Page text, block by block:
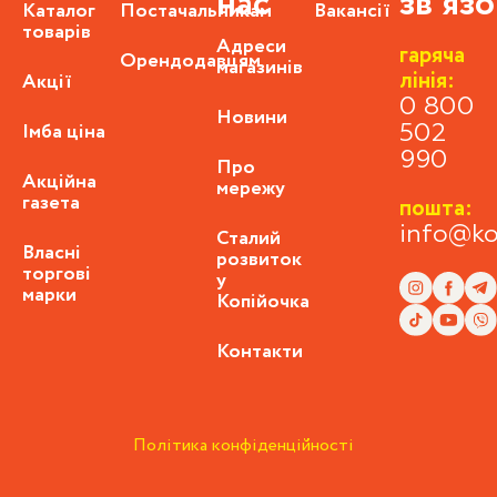
Каталог
товарів
Акції
Імба ціна
Акційна
газета
Власні
торгові
марки
Постачальникам
Орендодавцям
Адреси
магазинів
Новини
Про
мережу
Сталий
розвиток
у
Копійочка
Контакти
Вакансії
гаряча
лінія:
0 800
502
990
пошта:
Політика конфіденційності